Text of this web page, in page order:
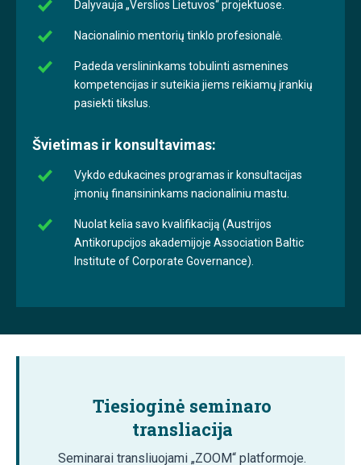
Dalyvauja „Verslios Lietuvos“ projektuose.
Nacionalinio mentorių tinklo profesionalė.
Padeda verslininkams tobulinti asmenines
kompetencijas ir suteikia jiems reikiamų įrankių
pasiekti tikslus.
Švietimas ir konsultavimas:
Vykdo edukacines programas ir konsultacijas
įmonių finansininkams nacionaliniu mastu.
Nuolat kelia savo kvalifikaciją (Austrijos
Antikorupcijos akademijoje Association Baltic
Institute of Corporate Governance).
Tiesioginė seminaro
transliacija
Seminarai transliuojami „ZOOM“ platformoje.